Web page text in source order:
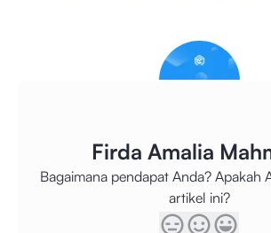
Firda Amalia
Bagaimana pendapat Anda? Apakah
artikel ini?